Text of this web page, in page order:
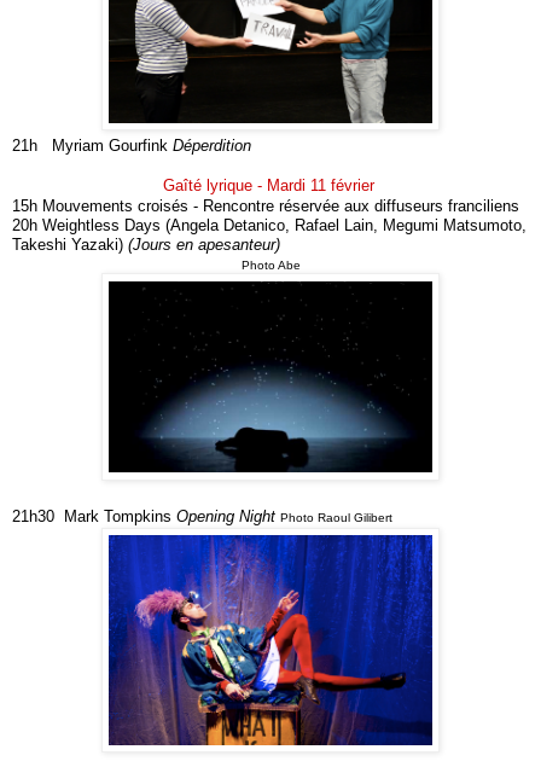
21h Myriam Gourfink Déperdition
Gaîté lyrique - Mardi 11 février
15h Mouvements croisés - Rencontre réservée aux diffuseurs franciliens
20h Weightless Days (Angela Detanico, Rafael Lain, Megumi Matsumoto,
Takeshi Yazaki) (Jours en apesanteur)
Photo Abe
21h30 Mark Tompkins Opening Night Photo Raoul Gilibert